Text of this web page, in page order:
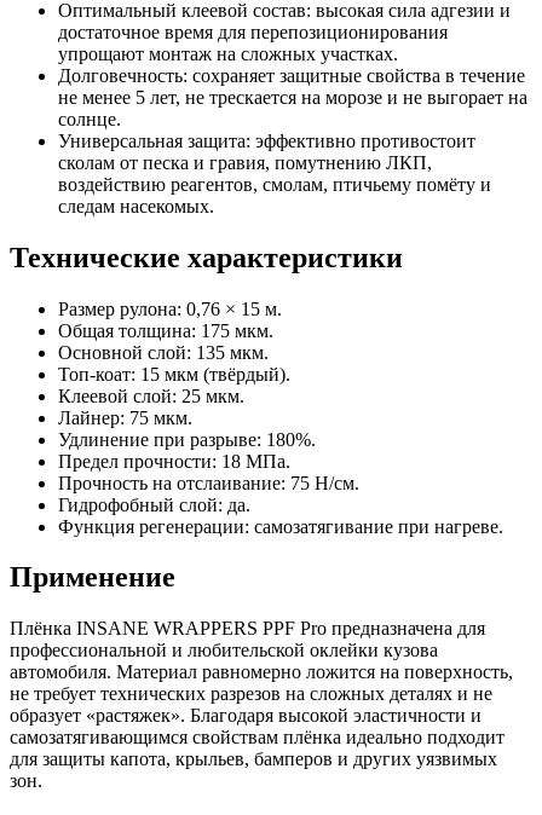
Оптимальный клеевой состав: высокая сила адгезии и
достаточное время для перепозиционирования
упрощают монтаж на сложных участках.
Долговечность: сохраняет защитные свойства в течение
не менее 5 лет, не трескается на морозе и не выгорает на
солнце.
Универсальная защита: эффективно противостоит
сколам от песка и гравия, помутнению ЛКП,
воздействию реагентов, смолам, птичьему помёту и
следам насекомых.
Технические характеристики
Размер рулона: 0,76 × 15 м.
Общая толщина: 175 мкм.
Основной слой: 135 мкм.
Топ-коат: 15 мкм (твёрдый).
Клеевой слой: 25 мкм.
Лайнер: 75 мкм.
Удлинение при разрыве: 180%.
Предел прочности: 18 МПа.
Прочность на отслаивание: 75 Н/см.
Гидрофобный слой: да.
Функция регенерации: самозатягивание при нагреве.
Применение
Плёнка INSANE WRAPPERS PPF Pro предназначена для
профессиональной и любительской оклейки кузова
автомобиля. Материал равномерно ложится на поверхность,
не требует технических разрезов на сложных деталях и не
образует «растяжек». Благодаря высокой эластичности и
самозатягивающимся свойствам плёнка идеально подходит
для защиты капота, крыльев, бамперов и других уязвимых
зон.